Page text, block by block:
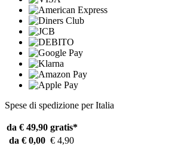
Spese di spedizione per Italia
da € 49,90 gratis*
da € 0,00 € 4,90